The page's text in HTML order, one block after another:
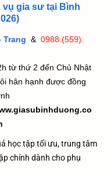
vụ gia sư tại Bình
Trang & 0988.(559).
từ thứ 2 đến Chủ Nhật
hân hạnh được đồng
học tập tối ưu, trung tâm
chính dành cho phụ